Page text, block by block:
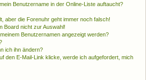
Benutzername in der Online-Liste auftaucht?
aber die Forenuhr geht immer noch falsch!
Board nicht zur Auswahl!
Benutzernamen angezeigt werden?
ich ihn ändern?
den E-Mail-Link klicke, werde ich aufgefordert, mich